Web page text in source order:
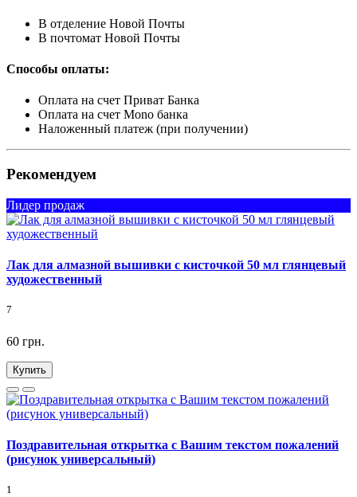
В отделение Новой Почты
В почтомат Новой Почты
Способы оплаты:
Оплата на счет Приват Банка
Оплата на счет Mono банка
Наложенный платеж (при получении)
Рекомендуем
Лидер продаж
Лак для алмазной вышивки с кисточкой 50 мл глянцевый
художественный
7
60 грн.
Купить
Поздравительная открытка с Вашим текстом пожалений
(рисунок универсальный)
1